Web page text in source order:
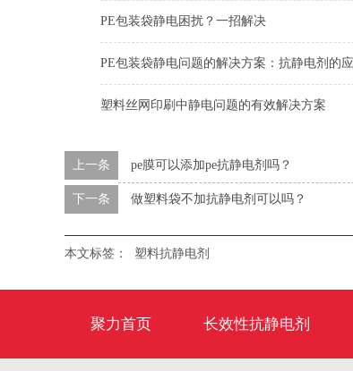
PE包装袋静电困扰？一招解决
PE包装袋静电问题的解决方案：抗静电剂的
塑料丝网印刷中静电问题的有效解决方案
上一条 pe膜可以添加pe抗静电剂吗？
下一条 做塑料袋不加抗静电剂可以吗？
本文标签： 塑料抗静电剂
聚力首页 长效性抗静电剂